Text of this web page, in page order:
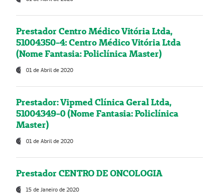
Prestador Centro Médico Vitória Ltda,
51004350-4: Centro Médico Vitória Ltda
(Nome Fantasia: Policlínica Master)
01 de Abril de 2020
Prestador: Vipmed Clínica Geral Ltda,
51004349-0 (Nome Fantasia: Policlínica
Master)
01 de Abril de 2020
Prestador CENTRO DE ONCOLOGIA
15 de Janeiro de 2020